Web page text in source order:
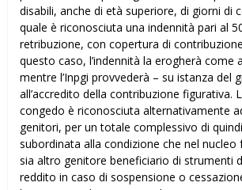
disabili, anche di età superiore, di giorni di
quale è riconosciuta una indennità pari al
retribuzione, con copertura di
questo caso, l’indennità la erogherà come
mentre l’Inpgi provvederà – su istanza del
all’accredito della contribuzione figurativa.
congedo è riconosciuta alternativamente
genitori, per un totale complessivo di
subordinata alla condizione che nel nucleo
sia altro genitore beneficiario di strumenti
reddito in caso di sospensione o